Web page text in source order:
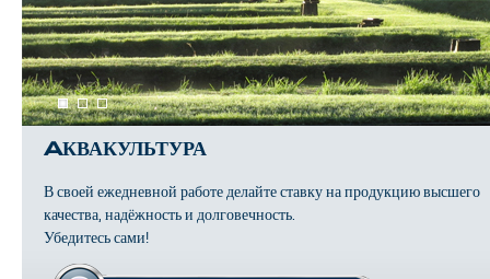
AКВАКУЛЬТУРА
В своей ежедневной работе делайте ставку на продукцию высшего
качества, надёжность и долговечность.
Убедитесь сами!